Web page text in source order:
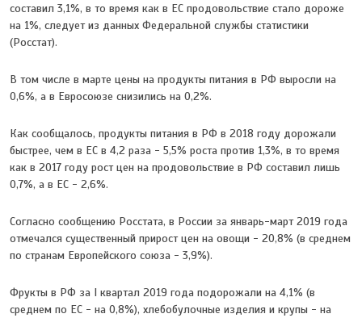
составил 3,1%, в то время как в ЕС продовольствие стало дороже
на 1%, следует из данных Федеральной службы статистики
(Росстат).
В том числе в марте цены на продукты питания в РФ выросли на
0,6%, а в Евросоюзе снизились на 0,2%.
Как сообщалось, продукты питания в РФ в 2018 году дорожали
быстрее, чем в ЕС в 4,2 раза - 5,5% роста против 1,3%, в то время
как в 2017 году рост цен на продовольствие в РФ составил лишь
0,7%, а в ЕС - 2,6%.
Согласно сообщению Росстата, в России за январь-март 2019 года
отмечался существенный прирост цен на овощи - 20,8% (в среднем
по странам Европейского союза - 3,9%).
Фрукты в РФ за I квартал 2019 года подорожали на 4,1% (в
среднем по ЕС - на 0,8%), хлебобулочные изделия и крупы - на